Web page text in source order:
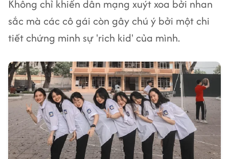
Không chỉ khiến dân mạng xuýt xoa bởi nhan
sắc mà các cô gái còn gây chú ý bởi một chi
tiết chứng minh sự 'rich kid' của mình.